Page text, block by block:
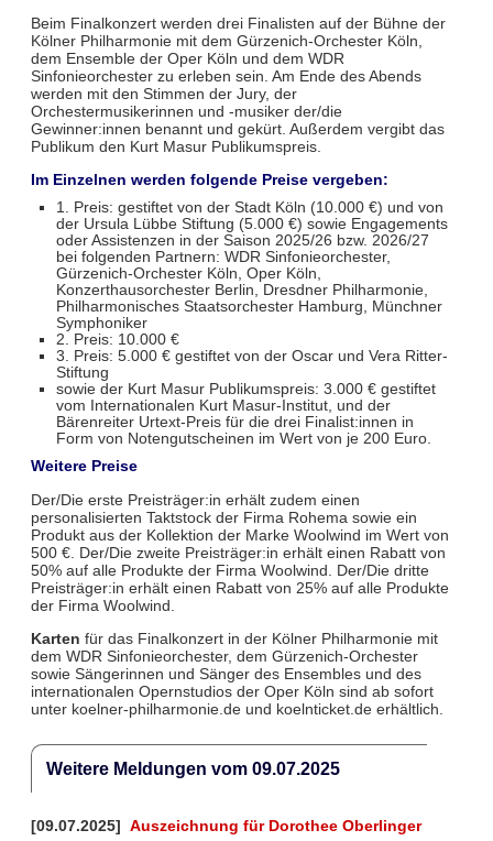
Beim Finalkonzert werden drei Finalisten auf der Bühne der
Kölner Philharmonie mit dem Gürzenich-Orchester Köln,
dem Ensemble der Oper Köln und dem WDR
Sinfonieorchester zu erleben sein. Am Ende des Abends
werden mit den Stimmen der Jury, der
Orchestermusikerinnen und -musiker der/die
Gewinner:innen benannt und gekürt. Außerdem vergibt das
Publikum den Kurt Masur Publikumspreis.
Im Einzelnen werden folgende Preise vergeben:
1. Preis: gestiftet von der Stadt Köln (10.000 €) und von
der Ursula Lübbe Stiftung (5.000 €) sowie Engagements
oder Assistenzen in der Saison 2025/26 bzw. 2026/27
bei folgenden Partnern: WDR Sinfonieorchester,
Gürzenich-Orchester Köln, Oper Köln,
Konzerthausorchester Berlin, Dresdner Philharmonie,
Philharmonisches Staatsorchester Hamburg, Münchner
Symphoniker
2. Preis: 10.000 €
3. Preis: 5.000 € gestiftet von der Oscar und Vera Ritter-
Stiftung
sowie der Kurt Masur Publikumspreis: 3.000 € gestiftet
vom Internationalen Kurt Masur-Institut, und der
Bärenreiter Urtext-Preis für die drei Finalist:innen in
Form von Notengutscheinen im Wert von je 200 Euro.
Weitere Preise
Der/Die erste Preisträger:in erhält zudem einen
personalisierten Taktstock der Firma Rohema sowie ein
Produkt aus der Kollektion der Marke Woolwind im Wert von
500 €. Der/Die zweite Preisträger:in erhält einen Rabatt von
50% auf alle Produkte der Firma Woolwind. Der/Die dritte
Preisträger:in erhält einen Rabatt von 25% auf alle Produkte
der Firma Woolwind.
Karten für das Finalkonzert in der Kölner Philharmonie mit
dem WDR Sinfonieorchester, dem Gürzenich-Orchester
sowie Sängerinnen und Sänger des Ensembles und des
internationalen Opernstudios der Oper Köln sind ab sofort
unter koelner-philharmonie.de und koelnticket.de erhältlich.
Weitere Meldungen vom 09.07.2025
[09.07.2025] Auszeichnung für Dorothee Oberlinger